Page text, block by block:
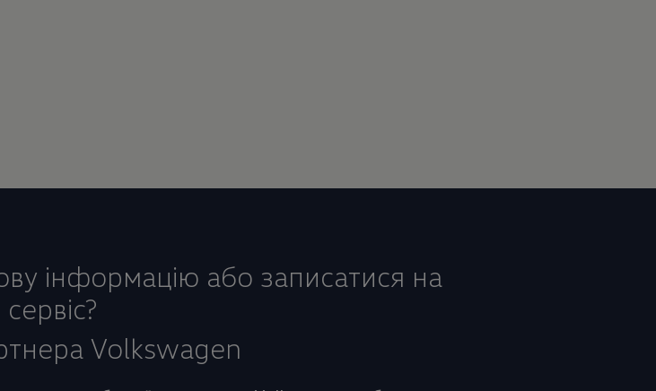
інформацію або записатися на
сервіс?
Volkswagen